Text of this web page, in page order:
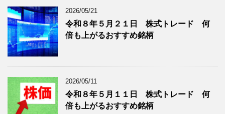
記
事
を
表
示
グ
記
事
を
表
示
2026/05/21
令和８年５月２１日 株式トレード 何
倍も上がるおすすめ銘柄
2026/05/11
令和８年５月１１日 株式トレード 何
倍も上がるおすすめ銘柄